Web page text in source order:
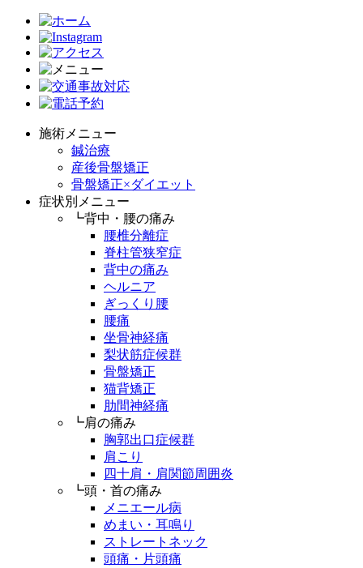
施術メニュー
鍼治療
産後骨盤矯正
骨盤矯正×ダイエット
症状別メニュー
┗背中・腰の痛み
腰椎分離症
脊柱管狭窄症
背中の痛み
ヘルニア
ぎっくり腰
腰痛
坐骨神経痛
梨状筋症候群
骨盤矯正
猫背矯正
肋間神経痛
┗肩の痛み
胸郭出口症候群
肩こり
四十肩・肩関節周囲炎
┗頭・首の痛み
メニエール病
めまい・耳鳴り
ストレートネック
頭痛・片頭痛